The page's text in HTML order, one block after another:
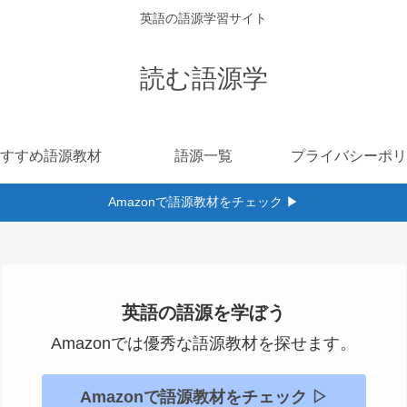
英語の語源学習サイト
読む語源学
すめ語源教材 語源一覧 プライバシーポ
Amazonで語源教材をチェック ▶︎
英語の語源を学ぼう
Amazonでは優秀な語源教材を探せます。
Amazonで語源教材をチェック ▷